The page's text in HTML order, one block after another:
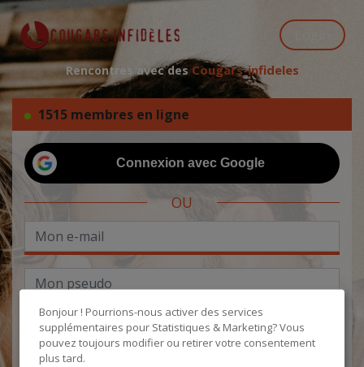
Rencontres avec desCougars-infideles
1515 membres en ligne
Connexion avec Google
OU
Bonjour ! Pourrions-nous activer des services
supplémentaires pour Statistiques & Marketing? Vous
pouvez toujours modifier ou retirer votre consentement
plus tard.